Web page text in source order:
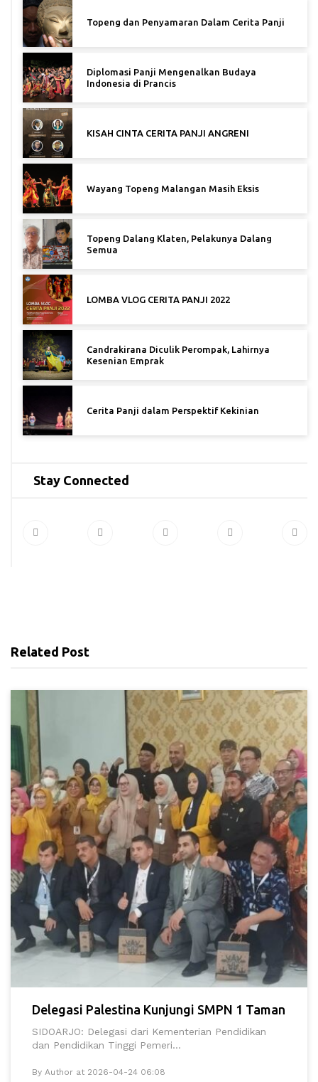
Topeng dan Penyamaran Dalam Cerita Panji
Diplomasi Panji Mengenalkan Budaya
Indonesia di Prancis
KISAH CINTA CERITA PANJI ANGRENI
Wayang Topeng Malangan Masih Eksis
Topeng Dalang Klaten, Pelakunya Dalang
Semua
LOMBA VLOG CERITA PANJI 2022
Candrakirana Diculik Perompak, Lahirnya
Kesenian Emprak
Cerita Panji dalam Perspektif Kekinian
Stay Connected
Related Post
Delegasi Palestina Kunjungi SMPN 1 Taman
SIDOARJO: Delegasi dari Kementerian Pendidikan
dan Pendidikan Tinggi Pemeri...
By Author at 2026-04-24 06:08